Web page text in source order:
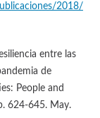
2018/
entre las
de
People and
624-645. May.